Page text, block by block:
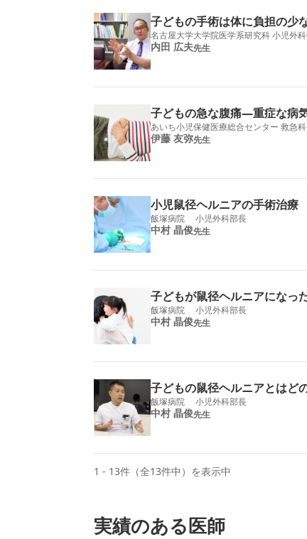
子どもの手術は体に負担の少
名古屋大学大学院医学系研究科 小児外
内田 広夫先生
子どもの急な腹痛―重症な病
あいち小児保健医療総合センター 救急
伊藤 友弥先生
小児鼠径ヘルニアの手術治療
飯塚病院 小児外科部長
中村 晶俊先生
子どもが鼠径ヘルニアになっ
飯塚病院 小児外科部長
中村 晶俊先生
子どもの鼠径ヘルニアとはど
飯塚病院 小児外科部長
中村 晶俊先生
1 - 13件（全13件中）を表示中
実績のある医師